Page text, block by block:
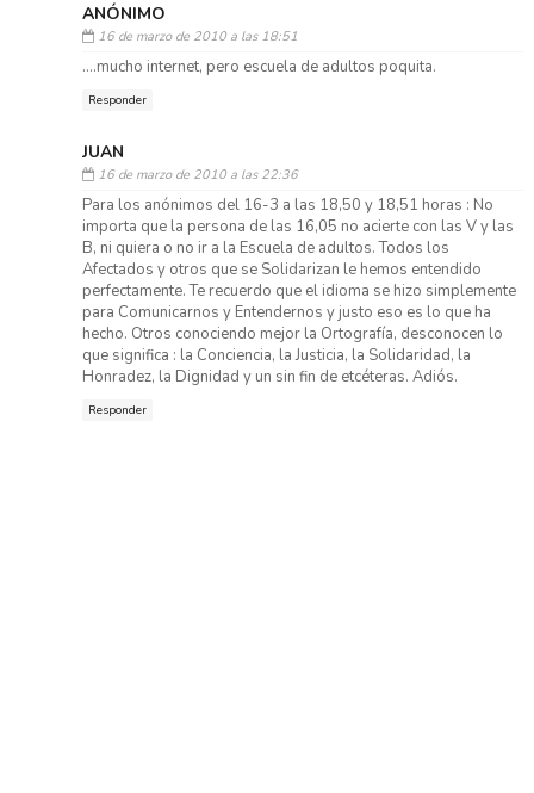
ANÓNIMO
16 de marzo de 2010 a las 18:51
....mucho internet, pero escuela de adultos poquita.
Responder
JUAN
16 de marzo de 2010 a las 22:36
Para los anónimos del 16-3 a las 18,50 y 18,51 horas : No
importa que la persona de las 16,05 no acierte con las V y las
B, ni quiera o no ir a la Escuela de adultos. Todos los
Afectados y otros que se Solidarizan le hemos entendido
perfectamente. Te recuerdo que el idioma se hizo simplemente
para Comunicarnos y Entendernos y justo eso es lo que ha
hecho. Otros conociendo mejor la Ortografía, desconocen lo
que significa : la Conciencia, la Justicia, la Solidaridad, la
Honradez, la Dignidad y un sin fin de etcéteras. Adiós.
Responder